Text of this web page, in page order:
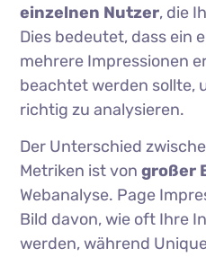
einzelnen Nutzer, die
Dies bedeutet, dass ein
mehrere Impressionen
beachtet werden sollte,
richtig zu analysieren.
Der Unterschied
Metriken ist vongroßer
Webanalyse. Page
Bild davon, wie oft Ihre
werden, während